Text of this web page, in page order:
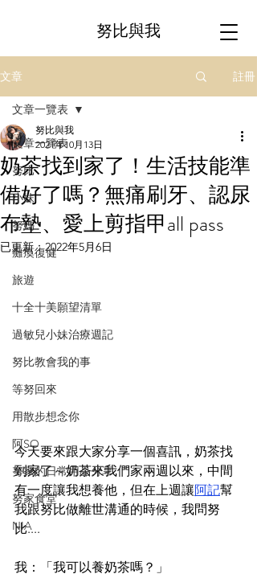
努比與我
文章 註冊
文章一覽表
努比
小妹
努媽
癱瘓復健
旅遊
十全十美願望清單
過敏兒小妹治療週記
努比教會我的事
等努回來
用散步想念你
阿SO
努家的日常用品分享
努家食堂
NIA
文章一覽表
奶茶找到家了！生活技能準
備好了嗎？無痛刷牙、認尿
布墊、愛上剪指甲all pass
努比與我
2021年10月13日
已更新：2022年5月6日
今天要來跟大家分享一個喜訊，奶茶找
到家了～奶茶來我們家兩週以來，中間
有一度讓我想養他，但在上週讓阿記幫
我跟努比做離世溝通的時候，我問努
比....
我：「我可以養奶茶嗎？」